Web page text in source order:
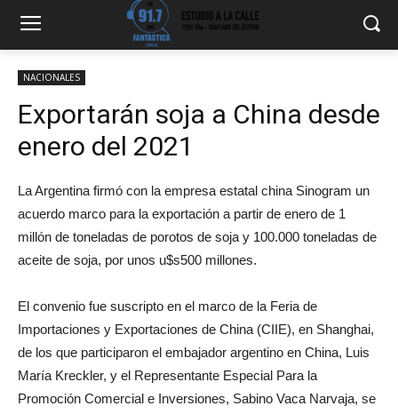
NACIONALES
Exportarán soja a China desde
enero del 2021
La Argentina firmó con la empresa estatal china Sinogram un
acuerdo marco para la exportación a partir de enero de 1
millón de toneladas de porotos de soja y 100.000 toneladas de
aceite de soja, por unos u$s500 millones.
El convenio fue suscripto en el marco de la Feria de
Importaciones y Exportaciones de China (CIIE), en Shanghai,
de los que participaron el embajador argentino en China, Luis
María Kreckler, y el Representante Especial Para la
Promoción Comercial e Inversiones, Sabino Vaca Narvaja, se